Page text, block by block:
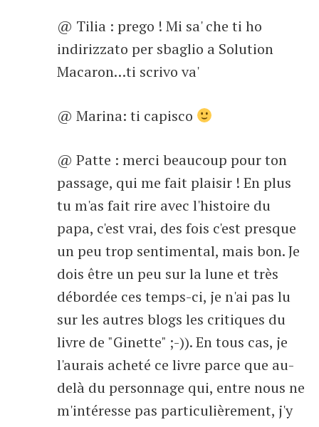
@ Tilia : prego ! Mi sa' che ti ho
indirizzato per sbaglio a Solution
Macaron…ti scrivo va'
@ Marina: ti capisco
@ Patte : merci beaucoup pour ton
passage, qui me fait plaisir ! En plus
tu m'as fait rire avec l'histoire du
papa, c'est vrai, des fois c'est presque
un peu trop sentimental, mais bon. Je
dois être un peu sur la lune et très
débordée ces temps-ci, je n'ai pas lu
sur les autres blogs les critiques du
livre de "Ginette" ;-)). En tous cas, je
l'aurais acheté ce livre parce que au-
delà du personnage qui, entre nous ne
m'intéresse pas particulièrement, j'y